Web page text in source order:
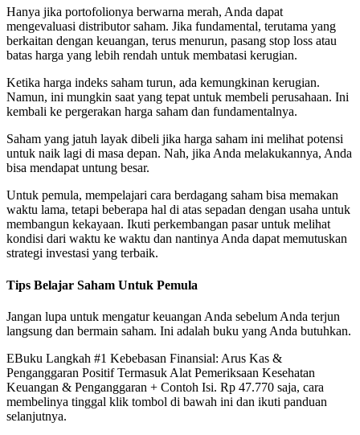
Hanya jika portofolionya berwarna merah, Anda dapat
mengevaluasi distributor saham. Jika fundamental, terutama yang
berkaitan dengan keuangan, terus menurun, pasang stop loss atau
batas harga yang lebih rendah untuk membatasi kerugian.
Ketika harga indeks saham turun, ada kemungkinan kerugian.
Namun, ini mungkin saat yang tepat untuk membeli perusahaan. Ini
kembali ke pergerakan harga saham dan fundamentalnya.
Saham yang jatuh layak dibeli jika harga saham ini melihat potensi
untuk naik lagi di masa depan. Nah, jika Anda melakukannya, Anda
bisa mendapat untung besar.
Untuk pemula, mempelajari cara berdagang saham bisa memakan
waktu lama, tetapi beberapa hal di atas sepadan dengan usaha untuk
membangun kekayaan. Ikuti perkembangan pasar untuk melihat
kondisi dari waktu ke waktu dan nantinya Anda dapat memutuskan
strategi investasi yang terbaik.
Tips Belajar Saham Untuk Pemula
Jangan lupa untuk mengatur keuangan Anda sebelum Anda terjun
langsung dan bermain saham. Ini adalah buku yang Anda butuhkan.
EBuku Langkah #1 Kebebasan Finansial: Arus Kas &
Penganggaran Positif Termasuk Alat Pemeriksaan Kesehatan
Keuangan & Penganggaran + Contoh Isi. Rp 47.770 saja, cara
membelinya tinggal klik tombol di bawah ini dan ikuti panduan
selanjutnya.